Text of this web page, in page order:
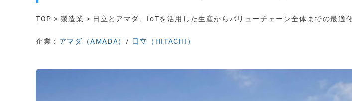
TOP > 製造業 > 日立とアマダ、IoTを活用した生産からバリューチェーン全体までの最適
企業： アマダ（AMADA） / 日立（HITACHI）